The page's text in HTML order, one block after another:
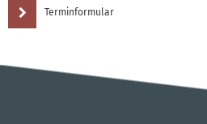
Terminformular